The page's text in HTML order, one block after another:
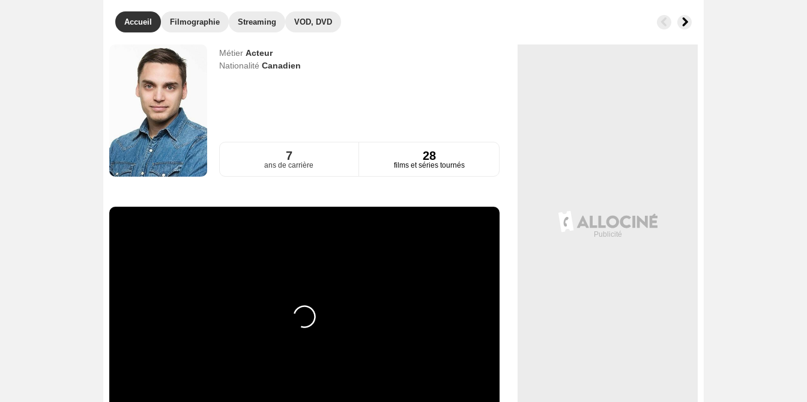
Accueil Filmographie Streaming VOD, DVD
Métier Acteur
Nationalité Canadien
7
ans de carrière
28
films et séries tournés